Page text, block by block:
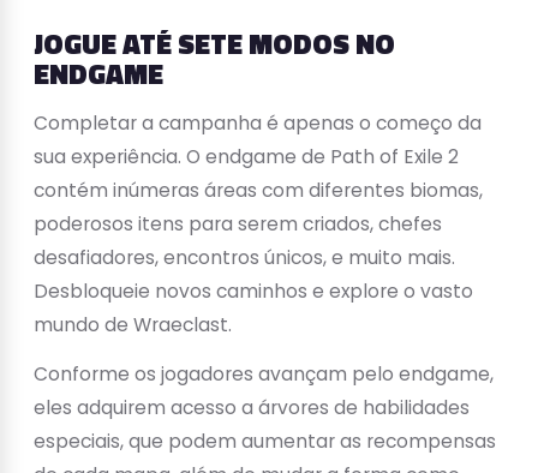
JOGUE ATÉ SETE MODOS NO
ENDGAME
Completar a campanha é apenas o começo da
sua experiência. O endgame de Path of Exile 2
contém inúmeras áreas com diferentes biomas,
poderosos itens para serem criados, chefes
desafiadores, encontros únicos, e muito mais.
Desbloqueie novos caminhos e explore o vasto
mundo de Wraeclast.
Conforme os jogadores avançam pelo endgame,
eles adquirem acesso a árvores de habilidades
especiais, que podem aumentar as recompensas